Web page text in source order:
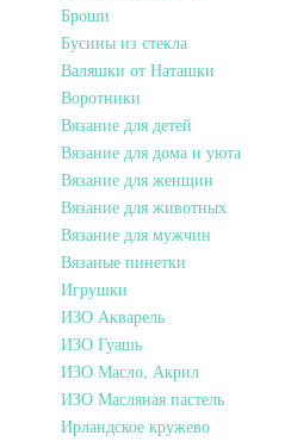
Броши
Бусины из стекла
Валяшки от Наташки
Воротники
Вязание для детей
Вязание для дома и уюта
Вязание для женщин
Вязание для животных
Вязание для мужчин
Вязаные пинетки
Игрушки
ИЗО Акварель
ИЗО Гуашь
ИЗО Масло, Акрил
ИЗО Масляная пастель
Ирландское кружево